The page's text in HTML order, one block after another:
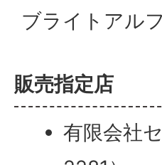
ブライトアル
販売指定店
有限会社